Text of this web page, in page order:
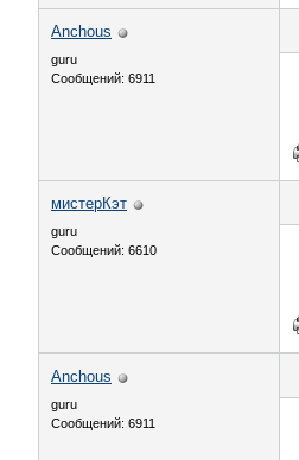
Anchous
guru
Сообщений: 6911
мистерКэт
guru
Сообщений: 6610
Anchous
guru
Сообщений: 6911